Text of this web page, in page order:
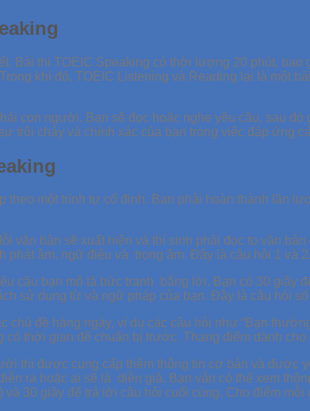
Bài thi TOEIC Speaking có thời lượng 20 phút,
khi đó, TOEIC Listening và Reading lại là một
con người. Bạn sẽ đọc hoặc nghe yêu cầu, sau
trôi chảy và chính xác của bạn trong việc đáp ứng
theo một trình tự cố định. Bạn phải hoàn thành lần
văn bản sẽ xuất hiện và thí sinh phải đọc to văn
phát âm, ngữ điệu và trọng âm. Đây là câu hỏi 1 và 2.
cầu bạn mô tả bức tranh bằng lời. Bạn có 30
sử dụng từ và ngữ pháp của bạn. Đây là câu hỏi số
chủ đề hàng ngày, ví dụ các câu hỏi như “Bạn
thời gian để chuẩn bị trước. Thang điểm dành
thi được cung cấp thêm thông tin cơ bản và được
ra hoặc ai sẽ là diễn giả. Bạn vẫn có thể xem
30 giây để trả lời câu hỏi cuối cùng. Cho điểm